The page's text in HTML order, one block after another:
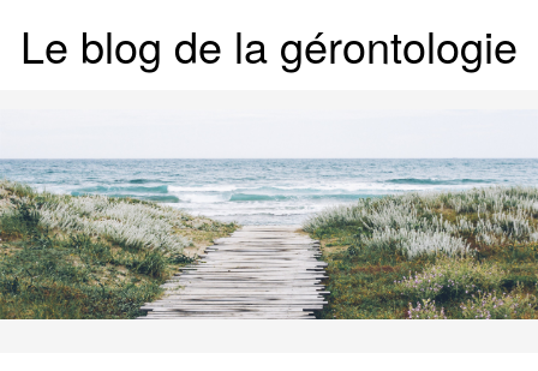
Le blog de la gérontologie